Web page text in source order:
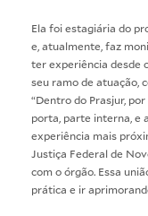
Ela foi estagiária do
e, atualmente, faz
ter experiência desde
seu ramo de atuação,
“Dentro do Prasjur,
porta, parte interna, e
experiência mais
Justiça Federal de
com o órgão. Essa
prática e ir